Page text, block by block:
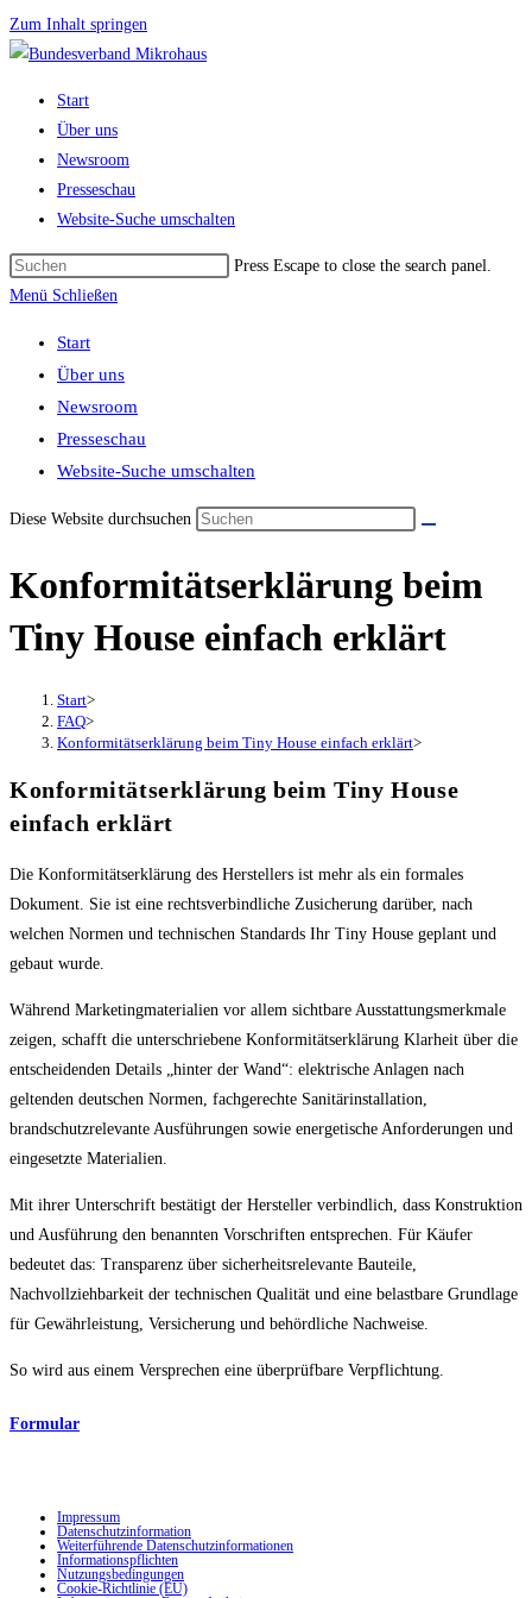
Zum Inhalt springen
Start
Über uns
Newsroom
Presseschau
Website-Suche umschalten
Press Escape to close the search panel.
Menü Schließen
Start
Über uns
Newsroom
Presseschau
Website-Suche umschalten
Diese Website durchsuchen
Konformitätserklärung beim
Tiny House einfach erklärt
Start>
FAQ>
Konformitätserklärung beim Tiny House einfach erklärt>
Konformitätserklärung beim Tiny House
einfach erklärt
Die Konformitätserklärung des Herstellers ist mehr als ein formales
Dokument. Sie ist eine rechtsverbindliche Zusicherung darüber, nach
welchen Normen und technischen Standards Ihr Tiny House geplant und
gebaut wurde.
Während Marketingmaterialien vor allem sichtbare Ausstattungsmerkmale
zeigen, schafft die unterschriebene Konformitätserklärung Klarheit über die
entscheidenden Details „hinter der Wand“: elektrische Anlagen nach
geltenden deutschen Normen, fachgerechte Sanitärinstallation,
brandschutzrelevante Ausführungen sowie energetische Anforderungen und
eingesetzte Materialien.
Mit ihrer Unterschrift bestätigt der Hersteller verbindlich, dass Konstruktion
und Ausführung den benannten Vorschriften entsprechen. Für Käufer
bedeutet das: Transparenz über sicherheitsrelevante Bauteile,
Nachvollziehbarkeit der technischen Qualität und eine belastbare Grundlage
für Gewährleistung, Versicherung und behördliche Nachweise.
So wird aus einem Versprechen eine überprüfbare Verpflichtung.
Formular
Impressum
Datenschutzinformation
Weiterführende Datenschutzinformationen
Informationspflichten
Nutzungsbedingungen
Cookie-Richtlinie (EU)